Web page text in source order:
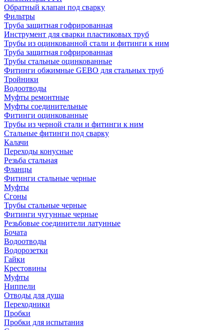
Обратный клапан под сварку
Фильтры
Труба защитная гофрированная
Инструмент для сварки пластиковых труб
Трубы из оцинкованной стали и фитинги к ним
Труба защитная гофрированная
Трубы стальные оцинкованные
Фитинги обжимные GEBO для стальных труб
Тройники
Водоотводы
Муфты ремонтные
Муфты соединительные
Фитинги оцинкованные
Трубы из черной стали и фитинги к ним
Стальные фитинги под сварку
Калачи
Переходы конусные
Резьба стальная
Фланцы
Фитинги стальные черные
Муфты
Сгоны
Трубы стальные черные
Фитинги чугунные черные
Резьбовые соединители латунные
Бочата
Водоотводы
Водорозетки
Гайки
Крестовины
Муфты
Ниппели
Отводы для душа
Переходники
Пробки
Пробки для испытания